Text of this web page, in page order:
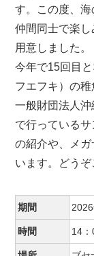
す。この度、
仲間同士で楽
用意しました。
今年で15回目
フエフキ）の
一般財団法人
で行っている
の紹介や、メ
います。どうぞ
期間
時間 14